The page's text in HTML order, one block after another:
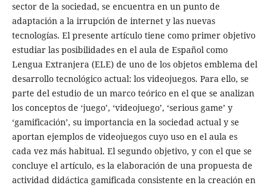
sector de la sociedad, se encuentra en un punto de
adaptación a la irrupción de internet y las nuevas
tecnologías. El presente artículo tiene como primer objetivo
estudiar las posibilidades en el aula de Español como
Lengua Extranjera (ELE) de uno de los objetos emblema del
desarrollo tecnológico actual: los videojuegos. Para ello, se
parte del estudio de un marco teórico en el que se analizan
los conceptos de ‘juego’, ‘videojuego’, ‘serious game’ y
‘gamificación’, su importancia en la sociedad actual y se
aportan ejemplos de videojuegos cuyo uso en el aula es
cada vez más habitual. El segundo objetivo, y con el que se
concluye el artículo, es la elaboración de una propuesta de
actividad didáctica gamificada consistente en la creación en